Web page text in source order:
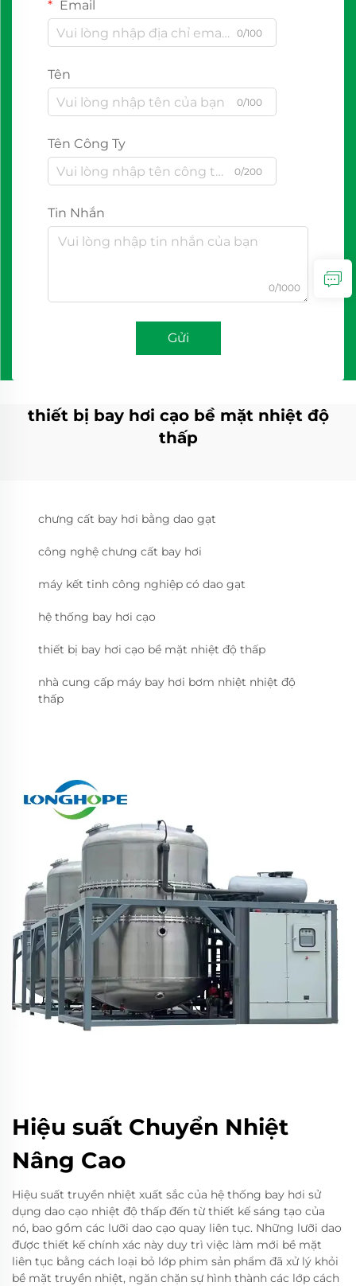
Email
0/100
Tên
0/100
Tên Công Ty
0/200
Tin Nhắn
0/1000
Gửi
thiết bị bay hơi cạo bề mặt nhiệt độ
thấp
chưng cất bay hơi bằng dao gạt
công nghệ chưng cất bay hơi
máy kết tinh công nghiệp có dao gạt
hệ thống bay hơi cạo
thiết bị bay hơi cạo bề mặt nhiệt độ thấp
nhà cung cấp máy bay hơi bơm nhiệt nhiệt độ
thấp
Hiệu suất Chuyển Nhiệt
Nâng Cao
Hiệu suất truyền nhiệt xuất sắc của hệ thống bay hơi sử
dụng dao cạo nhiệt độ thấp đến từ thiết kế sáng tạo của
nó, bao gồm các lưỡi dao cạo quay liên tục. Những lưỡi dao
được thiết kế chính xác này duy trì việc làm mới bề mặt
liên tục bằng cách loại bỏ lớp phim sản phẩm đã xử lý khỏi
bề mặt truyền nhiệt, ngăn chặn sự hình thành các lớp cách